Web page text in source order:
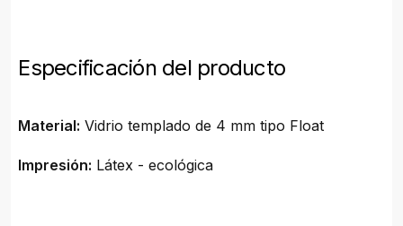
Especificación del producto
Material: Vidrio templado de 4 mm tipo Float
Impresión: Látex - ecológica